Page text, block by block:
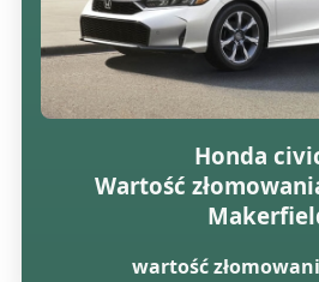
Honda
Wartość
wartość